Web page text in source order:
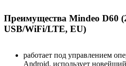
Преимущества Mindeo D60
USB/WiFi/LTE, EU)
работает под управлением
Android, использует